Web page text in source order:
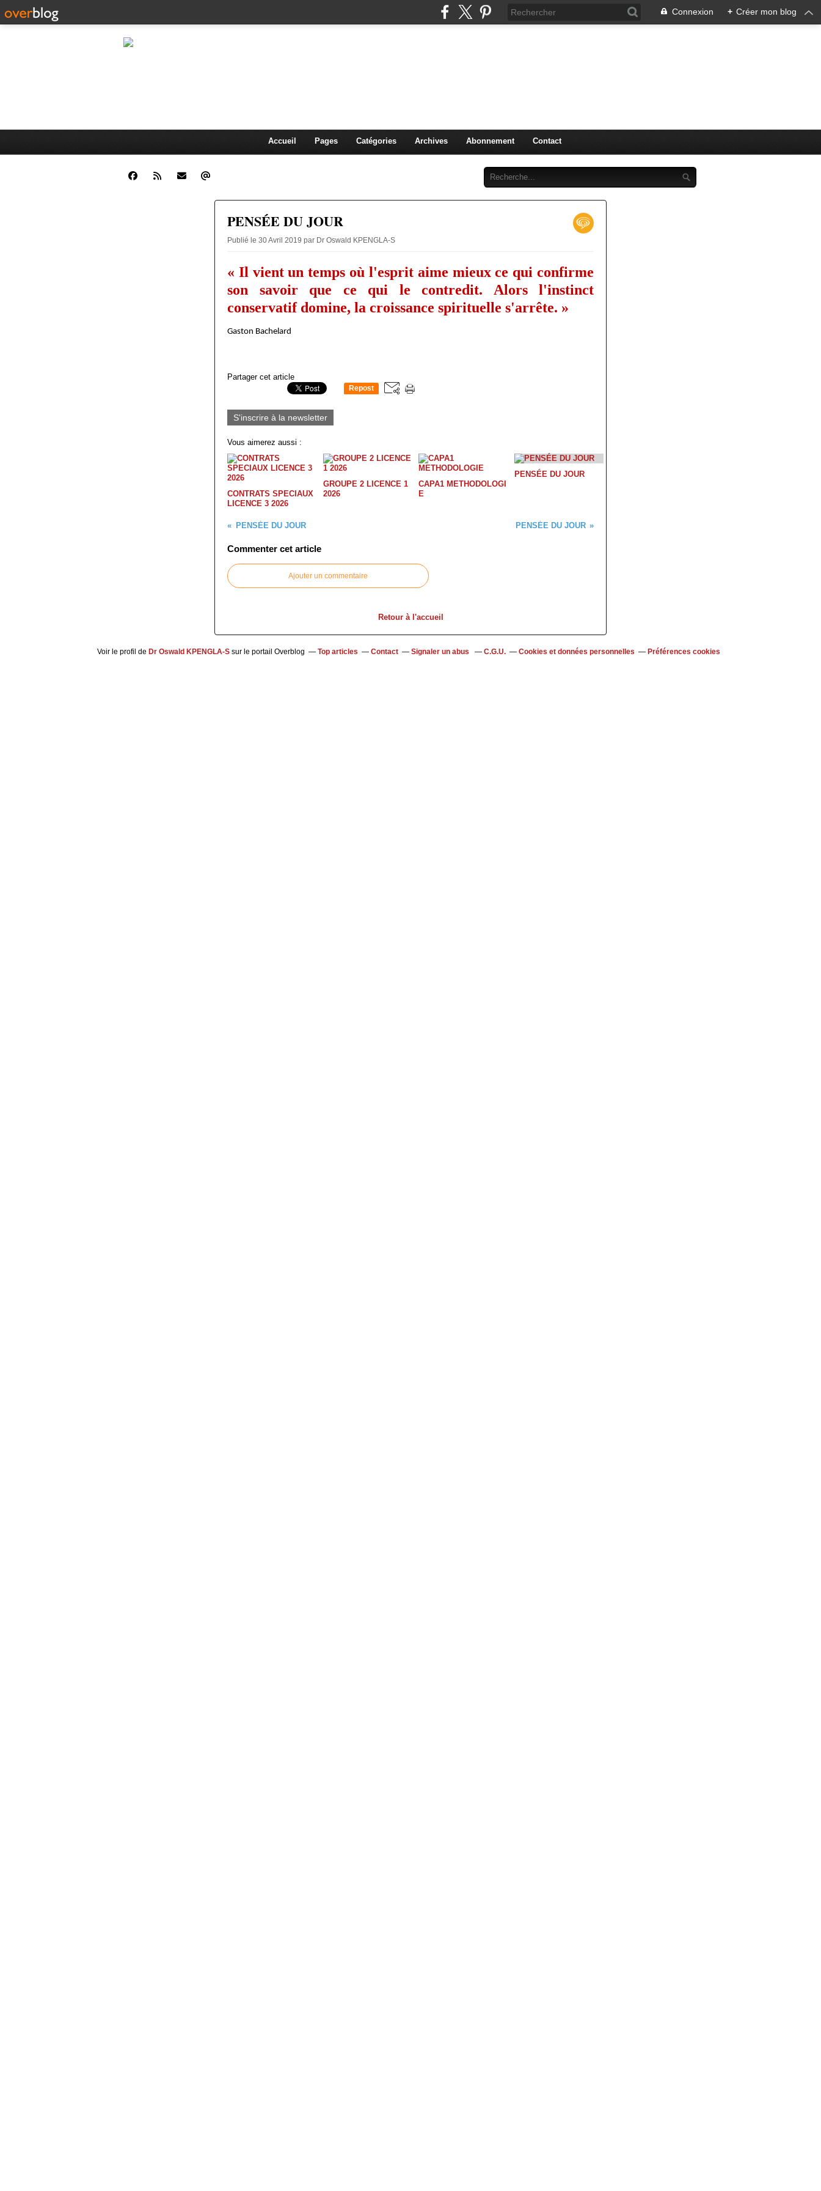
Connexion + Créer mon blog
Accueil Pages Catégories Archives Abonnement Contact
PENSÉE DU JOUR
Publié le 30 Avril 2019 par Dr Oswald KPENGLA-S
« Il vient un temps où l'esprit aime mieux ce qui confirme
son savoir que ce qui le contredit. Alors l'instinct
conservatif domine, la croissance spirituelle s'arrête. »
Gaston Bachelard
Partager cet article
Repost
S'inscrire à la newsletter
Vous aimerez aussi :
CONTRATS SPECIAUX
LICENCE 3 2026
GROUPE 2 LICENCE 1
2026
CAPA1 METHODOLOGI
E
PENSÉE DU JOUR
PENSÉE DU JOUR PENSÉE DU JOUR
Commenter cet article
Ajouter un commentaire
Retour à l'accueil
Voir le profil de Dr Oswald KPENGLA-S sur le portail Overblog Top articles Contact Signaler un abus C.G.U. Cookies et données personnelles Préférences cookies